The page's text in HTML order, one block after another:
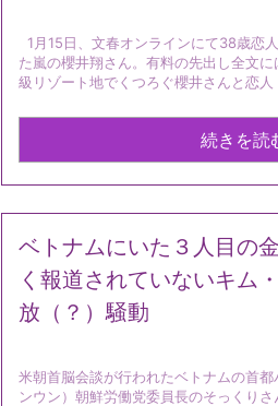
1月15日、文春オンラインにて38歳恋
た嵐の櫻井翔さん。有料の先出し全文
級リゾート地でくつろぐ櫻井さんと恋
続きを読
ベトナムにいた３人目の
く報道されていないキム
放（？）騒動
米朝首脳会談が行われたベトナムの首
ンウン）朝鮮労働党委員長のそっくり